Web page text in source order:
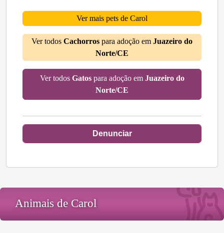
Ver mais pets de Carol
Ver todos Cachorros para adoção em Juazeiro do
Norte/CE
Ver todos Gatospara adoção em Juazeiro do
Norte/CE
Denunciar
Animais de Carol